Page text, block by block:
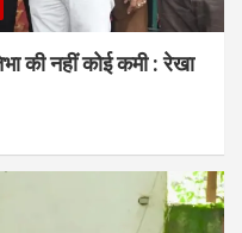
की नहीं कोई कमी : रेखा